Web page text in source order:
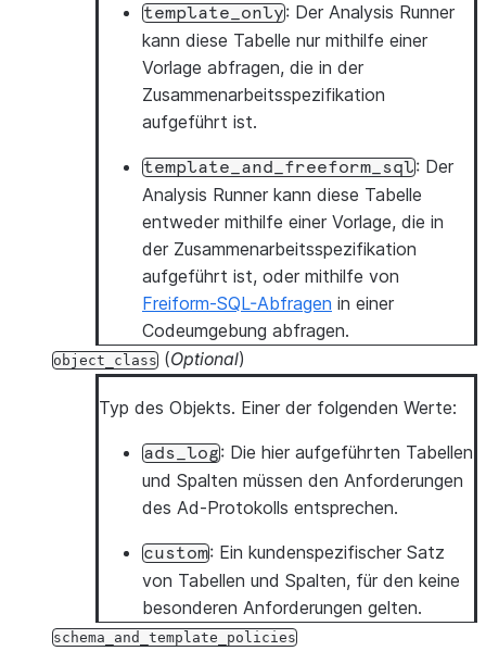
template_only: Der Analysis Runner
kann diese Tabelle nur mithilfe einer
Vorlage abfragen, die in der
Zusammenarbeitsspezifikation
aufgeführt ist.
template_and_freeform_sql: Der
Analysis Runner kann diese Tabelle
entweder mithilfe einer Vorlage, die in
der Zusammenarbeitsspezifikation
aufgeführt ist, oder mithilfe von
Freiform-SQL-Abfragen in einer
Codeumgebung abfragen.
object_class (Optional)
Typ des Objekts. Einer der folgenden Werte:
ads_log: Die hier aufgeführten Tabellen
und Spalten müssen den Anforderungen
des Ad-Protokolls entsprechen.
custom: Ein kundenspezifischer Satz
von Tabellen und Spalten, für den keine
besonderen Anforderungen gelten.
schema_and_template_policies